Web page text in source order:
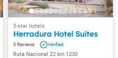
Herradura Hotel Suites
3
Ruta Nacional 22 km 1230